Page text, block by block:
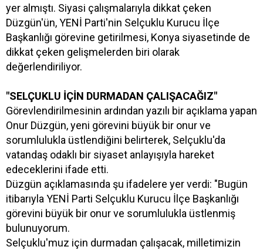
yer almıştı. Siyasi çalışmalarıyla dikkat çeken
Düzgün'ün, YENİ Parti'nin Selçuklu Kurucu İlçe
Başkanlığı görevine getirilmesi, Konya siyasetinde de
dikkat çeken gelişmelerden biri olarak
değerlendiriliyor.
"SELÇUKLU İÇİN DURMADAN ÇALIŞACAĞIZ"
Görevlendirilmesinin ardından yazılı bir açıklama yapan
Onur Düzgün, yeni görevini büyük bir onur ve
sorumlulukla üstlendiğini belirterek, Selçuklu'da
vatandaş odaklı bir siyaset anlayışıyla hareket
edeceklerini ifade etti.
Düzgün açıklamasında şu ifadelere yer verdi: "Bugün
itibarıyla YENİ Parti Selçuklu Kurucu İlçe Başkanlığı
görevini büyük bir onur ve sorumlulukla üstlenmiş
bulunuyorum.
Selçuklu'muz için durmadan çalışacak, milletimizin